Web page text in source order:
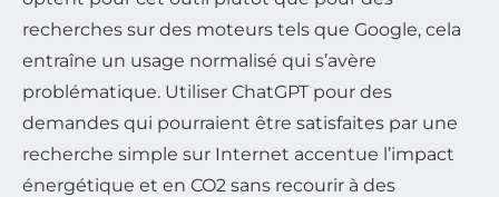
recherches sur des moteurs tels que Google, cela
entraîne un usage normalisé qui s’avère
problématique. Utiliser ChatGPT pour des
demandes qui pourraient être satisfaites par une
recherche simple sur Internet accentue l’impact
énergétique et en CO2 sans recourir à des